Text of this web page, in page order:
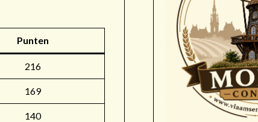
Punten
216
169
140